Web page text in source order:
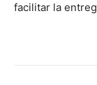
facilitar la